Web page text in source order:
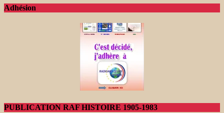
Adhésion
PUBLICATION RAF HISTOIRE 1905-1983